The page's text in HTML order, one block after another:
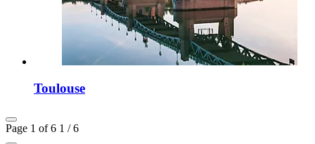
Toulouse
Page 1 of 6 1 / 6